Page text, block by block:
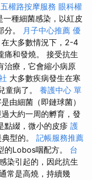
五權路按摩服務 眼科權
種細菌感染，以紅皮
分。 月子中心推薦 優
在大多數情況下，2-4
痛和發燒。 接受抗生
治療，它會縮小病原
大多數疾病發生在寒
童病了。 養護中心 單
由細菌（即鏈球菌）
大約一周的孵育，發
點綴，微小的皮疹 護
型的。 記帳服務推薦
的Lobos咽配方。 台
染引起的，因此抗生
常是高燒，持續幾